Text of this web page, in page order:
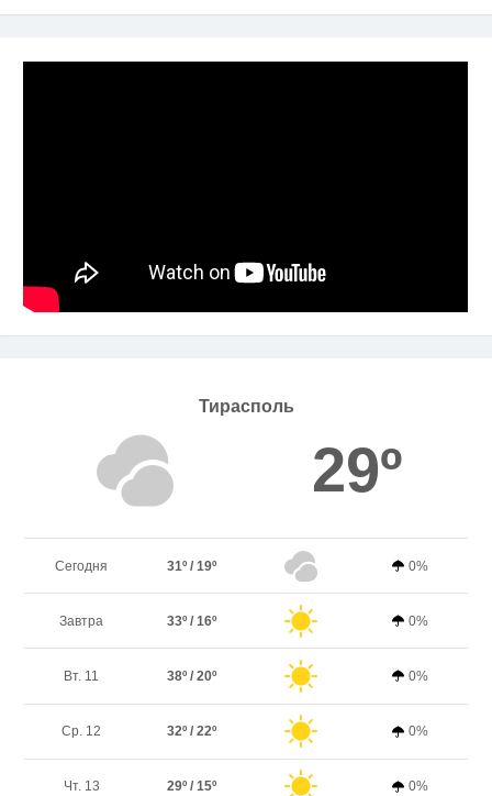
Тирасполь
29º
Сегодня 31º / 19º 0%
Завтра 33º / 16º 0%
Вт. 11 38º / 20º 0%
Ср. 12 32º / 22º 0%
Чт. 13 29º / 15º 0%